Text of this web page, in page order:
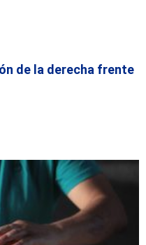
de la derecha frente